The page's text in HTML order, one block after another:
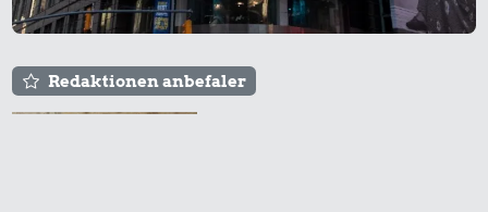
Redaktionen anbefaler